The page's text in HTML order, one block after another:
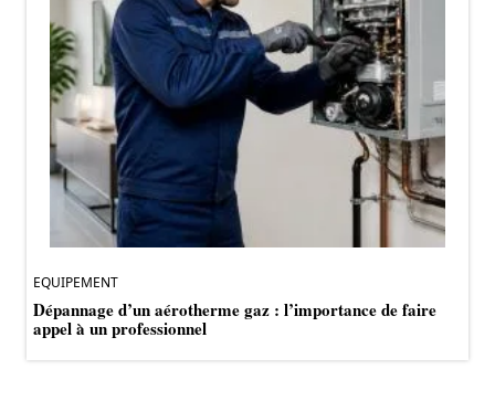
EQUIPEMENT
Dépannage d’un aérotherme gaz : l’importance de faire
appel à un professionnel